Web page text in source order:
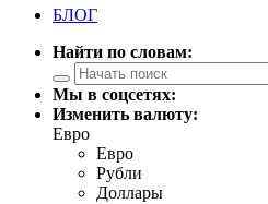
БЛОГ
Найти по словам:
Мы в соцсетях:
Изменить валюту:
Евро
Евро
Рубли
Доллары